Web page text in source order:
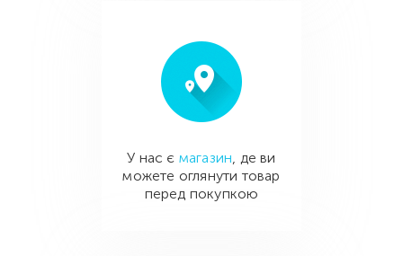
У нас є магазин, де ви
можете оглянути товар
перед покупкою